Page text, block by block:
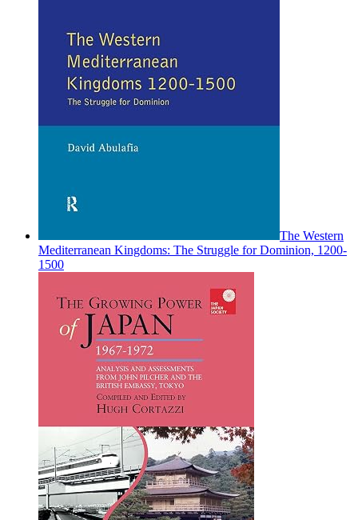
The Western
Mediterranean Kingdoms: The Struggle for Dominion, 1200-
1500